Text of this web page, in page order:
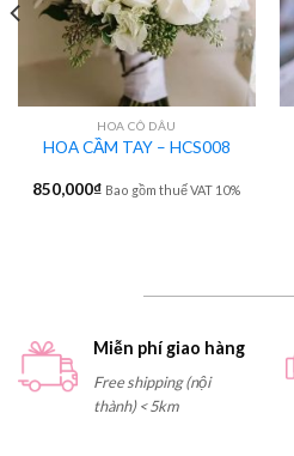
HOA CÔ DÂU
HOA CẦM TAY – HCS008
850,000₫ Bao gồm thuế VAT 10%
Miễn phí giao hàng
Free shipping (nội
thành) < 5km